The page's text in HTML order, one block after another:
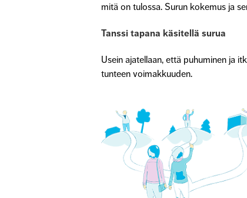
mitä on tulossa. Surun kokemus ja
Tanssi tapana käsitellä surua
Usein ajatellaan, että puhuminen ja
tunteen voimakkuuden.